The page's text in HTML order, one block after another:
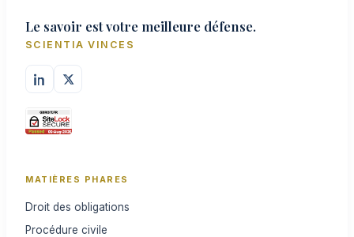
Le savoir est votre meilleure défense.
SCIENTIA VINCES
MATIÈRES PHARES
Droit des obligations
Procédure civile